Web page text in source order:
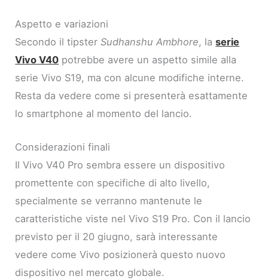
Aspetto e variazioni
Secondo il tipsterSudhanshu Ambhore, laserie
Vivo V40 potrebbe avere un aspetto simile alla
serie Vivo S19, ma con alcune modifiche interne.
Resta da vedere come si presenterà esattamente
lo smartphone al momento del lancio.
Considerazioni finali
Il Vivo V40 Pro sembra essere un dispositivo
promettente con specifiche di alto livello,
specialmente se verranno mantenute le
caratteristiche viste nel Vivo S19 Pro. Con il lancio
previsto per il 20 giugno, sarà interessante
vedere come Vivo posizionerà questo nuovo
dispositivo nel mercato globale.